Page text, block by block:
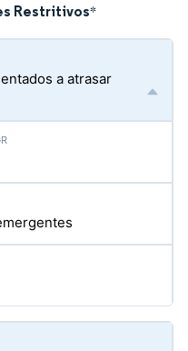
Restritivos*
a atrasar